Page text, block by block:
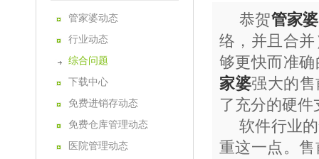
管家婆动态
行业动态
综合问题
下载中心
免费进销存动态
免费仓库管理动态
医院管理动态
恭贺管家婆
络，并且合
够更快而准
家婆强大的
了充分的硬件
软件行业
重这一点。